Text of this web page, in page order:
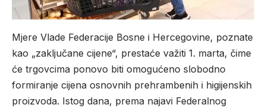
Mjere Vlade Federacije Bosne i Hercegovine, poznate
kao „zaključane cijene“, prestaće važiti 1. marta, čime
će trgovcima ponovo biti omogućeno slobodno
formiranje cijena osnovnih prehrambenih i higijenskih
proizvoda. Istog dana, prema najavi Federalnog